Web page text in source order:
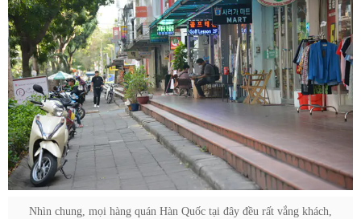
Nhìn chung, mọi hàng quán Hàn Quốc tại đây đều rất vắng khách,